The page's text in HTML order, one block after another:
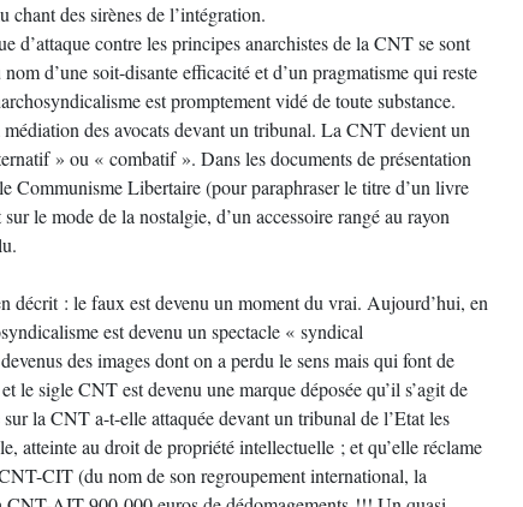
chant des sirènes de l’intégration.
d’attaque contre les principes anarchistes de la CNT se sont
d’une soit-disante efficacité et d’un pragmatisme qui reste
est promptement vidé de toute substance.
des avocats devant un tribunal. La CNT devient un
» ou « combatif ». Dans les documents de présentation
Libertaire (pour paraphraser le titre d’un livre
le mode de la nostalgie, d’un accessoire rangé au rayon
décrit : le faux est devenu un moment du vrai. Aujourd’hui, en
est devenu un spectacle « syndical
des images dont on a perdu le sens mais qui font de
le sigle CNT est devenu une marque déposée qu’il s’agit de
la CNT a-t-elle attaquée devant un tribunal de l’Etat les
atteinte au droit de propriété intellectuelle ; et qu’elle réclame
CIT (du nom de son regroupement international, la